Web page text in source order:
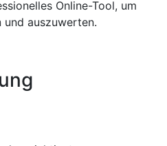
Online-Tool, um
und auszuwerten.